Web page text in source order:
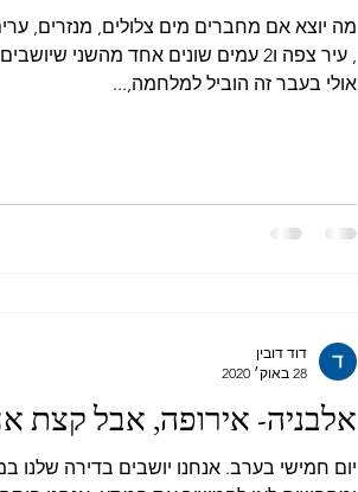
מה יוצא אם מחברים מים צלולים, מנזרים,
, עיר צפה ו2 עמים שונים אחד מהשני
אולי בעבר זה הוביל למלחמה,...
אלבניה- אירופה, אבל קצת
יום חמישי בערב. אנחנו יושבים בדירה שלנו
דוד דובין
28 באוק׳ 2020